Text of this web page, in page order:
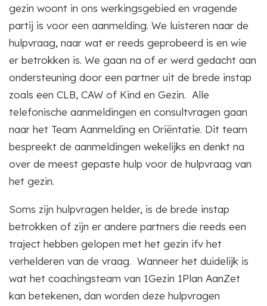
gezin woont in ons werkingsgebied en vragende
partij is voor een aanmelding. We luisteren naar de
hulpvraag, naar wat er reeds geprobeerd is en wie
er betrokken is. We gaan na of er werd gedacht aan
ondersteuning door een partner uit de brede instap
zoals een CLB, CAW of Kind en Gezin. Alle
telefonische aanmeldingen en consultvragen gaan
naar het Team Aanmelding en Oriëntatie. Dit team
bespreekt de aanmeldingen wekelijks en denkt na
over de meest gepaste hulp voor de hulpvraag van
het gezin.
Soms zijn hulpvragen helder, is de brede instap
betrokken of zijn er andere partners die reeds een
traject hebben gelopen met het gezin ifv het
verhelderen van de vraag. Wanneer het duidelijk is
wat het coachingsteam van 1Gezin 1Plan AanZet
kan betekenen, dan worden deze hulpvragen